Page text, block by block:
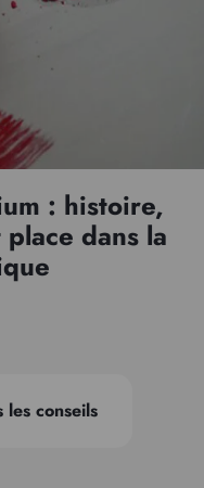
: histoire,
dans la
les conseils